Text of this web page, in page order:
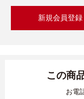
新規会員登録
この商
お電